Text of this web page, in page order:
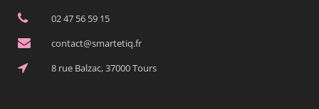
02 47 56 59 15
contact@smartetiq.fr
8 rue Balzac, 37000 Tours